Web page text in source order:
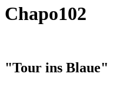
Chapo102
"Tour ins Blaue"